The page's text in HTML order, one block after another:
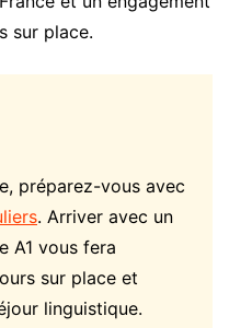
sur place.
préparez-vous avec
. Arriver avec un
A1 vous fera
sur place et
linguistique.